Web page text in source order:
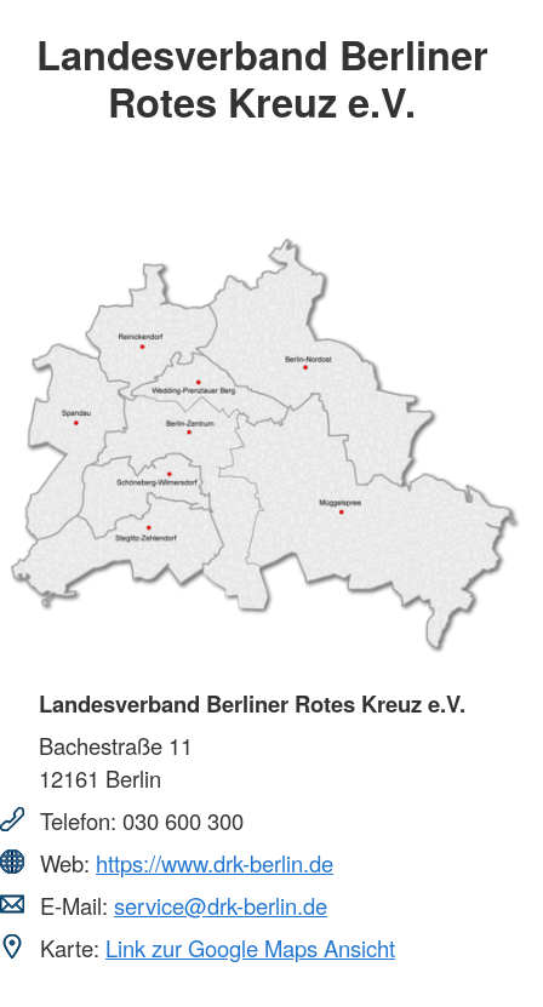
Landesverband Berliner
Rotes Kreuz e.V.
Landesverband Berliner Rotes Kreuz e.V.
Bachestraße 11
12161 Berlin
Telefon: 030 600 300
Web: https://www.drk-berlin.de
E-Mail: service@drk-berlin.de
Karte: Link zur Google Maps Ansicht